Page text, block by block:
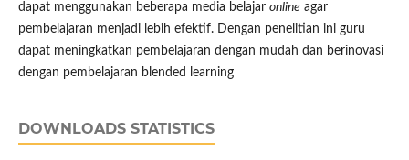
dapat menggunakan beberapa media belajar online agar
pembelajaran menjadi lebih efektif. Dengan penelitian ini guru
dapat meningkatkan pembelajaran dengan mudah dan berinovasi
dengan pembelajaran blended learning
DOWNLOADS STATISTICS